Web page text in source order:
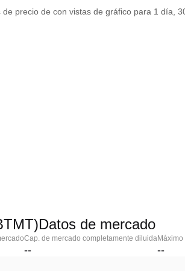
de precio de con vistas de gráfico para 1 día,
de mercado
Cap. de mercado completamente diluida
-- --